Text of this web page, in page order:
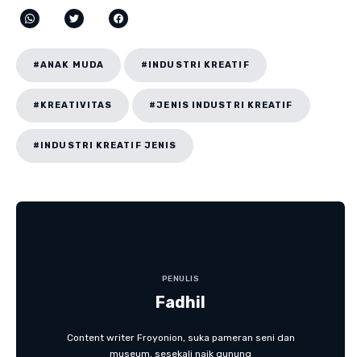
#ANAK MUDA #INDUSTRI KREATIF
#KREATIVITAS #JENIS INDUSTRI KREATIF
#INDUSTRI KREATIF JENIS
PENULIS
Fadhil
Content writer Froyonion, suka pameran seni dan
museum, sesekali naik gunung